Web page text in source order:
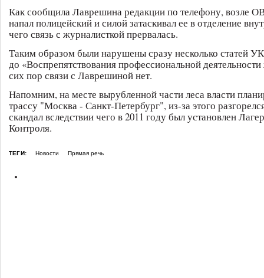
Как сообщила Лаврешина редакции по телефону, возле
напал полицейский и силой затаскивал ее в отделение
чего связь с журналисткой прервалась.
Таким образом были нарушены сразу несколько статей
до «Воспрепятствования профессиональной
сих пор связи с Лаврешиной нет.
Напомним, на месте вырубленной части леса власти
трассу "Москва - Санкт-Петербург", из-за этого
скандал вследствии чего в 2011 году был установлен
Контроля.
ТЕГИ: Новости Прямая речь